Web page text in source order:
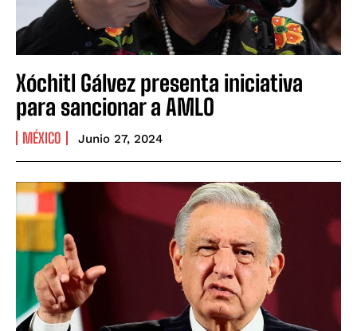
Xóchitl Gálvez presenta iniciativa
para sancionar a AMLO
MÉXICO Junio 27, 2024